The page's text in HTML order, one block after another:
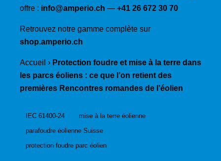
offre : info@amperio.ch — +41 26 672 30 70
Retrouvez notre gamme complète sur
shop.amperio.ch
Accueil › Protection foudre et mise à la terre dans
les parcs éoliens : ce que l’on retient des
premières Rencontres romandes de l’éolien
IEC 61400-24 mise à la terre éolienne
parafoudre éolienne Suisse
protection foudre parc éolien